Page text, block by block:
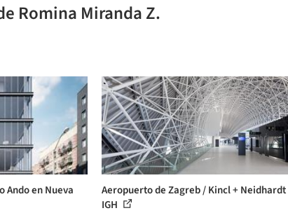
Romina Miranda Z.
Ando en Nueva
Aeropuerto de Zagreb / Kincl +
IGH